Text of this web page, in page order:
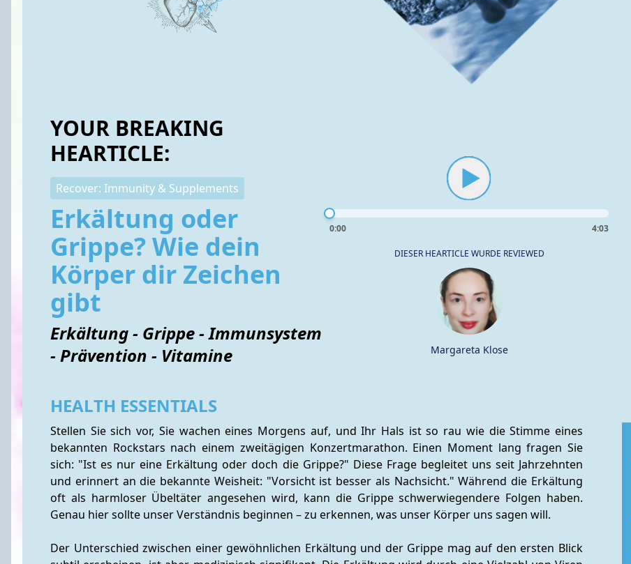
YOUR BREAKING
HEARTICLE:
Recover: Immunity & Supplements
Erkältung oder
Grippe? Wie dein
Körper dir Zeichen
gibt
Erkältung - Grippe - Immunsystem
- Prävention - Vitamine
0:00 4:03
DIESER HEARTICLE WURDE REVIEWED
Margareta Klose
HEALTH ESSENTIALS
Stellen Sie sich vor, Sie wachen eines Morgens auf, und Ihr Hals ist so rau wie die Stimme eines
bekannten Rockstars nach einem zweitägigen Konzertmarathon. Einen Moment lang fragen Sie
sich: "Ist es nur eine Erkältung oder doch die Grippe?" Diese Frage begleitet uns seit Jahrzehnten
und erinnert an die bekannte Weisheit: "Vorsicht ist besser als Nachsicht." Während die Erkältung
oft als harmloser Übeltäter angesehen wird, kann die Grippe schwerwiegendere Folgen haben.
Genau hier sollte unser Verständnis beginnen – zu erkennen, was unser Körper uns sagen will.
Der Unterschied zwischen einer gewöhnlichen Erkältung und der Grippe mag auf den ersten Blick